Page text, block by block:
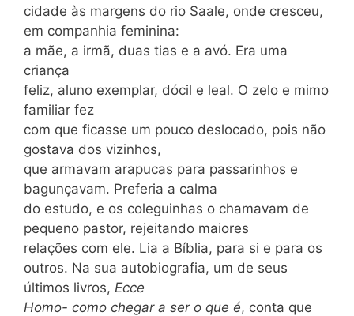
cidade às margens do rio Saale, onde cresceu,
em companhia feminina:
a mãe, a irmã, duas tias e a avó. Era uma
criança
feliz, aluno exemplar, dócil e leal. O zelo e mimo
familiar fez
com que ficasse um pouco deslocado, pois não
gostava dos vizinhos,
que armavam arapucas para passarinhos e
bagunçavam. Preferia a calma
do estudo, e os coleguinhas o chamavam de
pequeno pastor, rejeitando maiores
relações com ele. Lia a Bíblia, para si e para os
outros. Na sua autobiografia, um de seus
últimos livros, Ecce
Homo- como chegar a ser o que é, conta que